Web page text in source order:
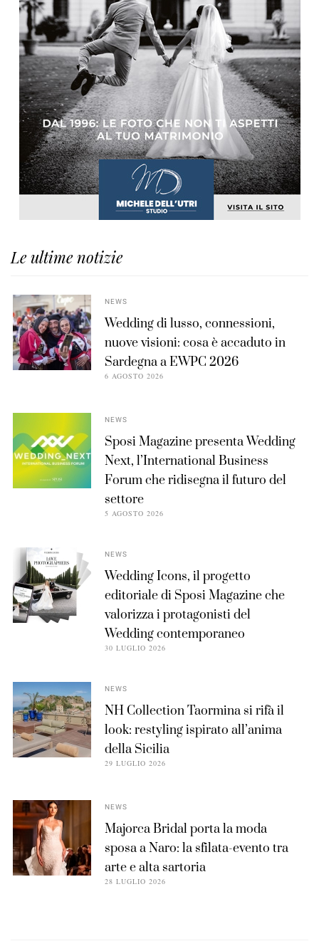
Le ultime notizie
NEWS
Wedding di lusso, connessioni,
nuove visioni: cosa è accaduto in
Sardegna a EWPC 2026
6 AGOSTO 2026
NEWS
Sposi Magazine presenta Wedding
Next, l’International Business
Forum che ridisegna il futuro del
settore
5 AGOSTO 2026
NEWS
Wedding Icons, il progetto
editoriale di Sposi Magazine che
valorizza i protagonisti del
Wedding contemporaneo
30 LUGLIO 2026
NEWS
NH Collection Taormina si rifà il
look: restyling ispirato all’anima
della Sicilia
29 LUGLIO 2026
NEWS
Majorca Bridal porta la moda
sposa a Naro: la sfilata-evento tra
arte e alta sartoria
28 LUGLIO 2026